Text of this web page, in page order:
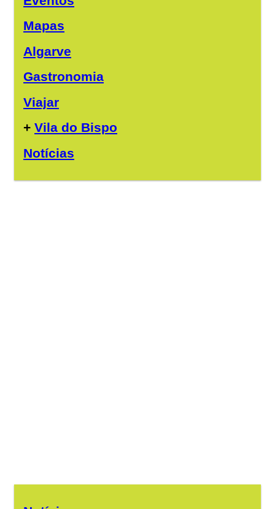
Mapas
Algarve
Gastronomia
Viajar
+ Vila do Bispo
Notícias